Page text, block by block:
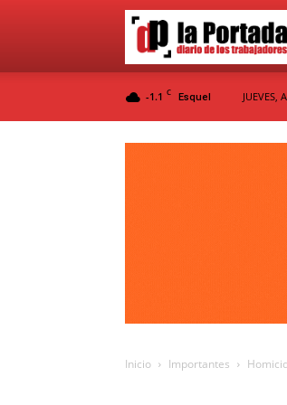
-1.1 C Esquel JUEVES,
Inicio Importantes